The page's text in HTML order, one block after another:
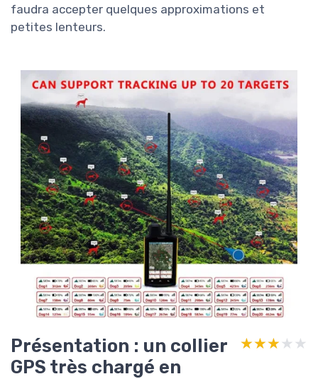
faudra accepter quelques approximations et
petites lenteurs.
Présentation : un collier
GPS très chargé en
★★★★★
★★★★★